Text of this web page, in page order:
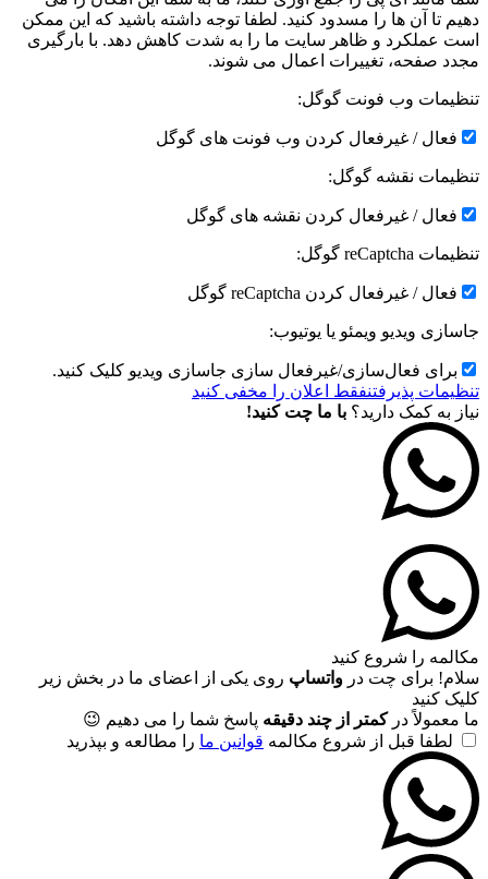
دهیم تا آن ها را مسدود کنید. لطفا توجه داشته باشید که این ممکن
است عملکرد و ظاهر سایت ما را به شدت کاهش دهد. با بارگیری
مجدد صفحه، تغییرات اعمال می شوند.
تنظیمات وب فونت گوگل:
فعال / غیرفعال کردن وب فونت های گوگل
تنظیمات نقشه گوگل:
فعال / غیرفعال کردن نقشه های گوگل
تنظیمات reCaptcha گوگل:
فعال / غیرفعال کردن reCaptcha گوگل
جاسازی ویدیو ویمئو یا یوتیوب:
برای فعال‌سازی/غیرفعال سازی جاسازی ویدیو کلیک کنید.
تنظیمات پذیرفتنفقط اعلان را مخفی کنید
نیاز به کمک دارید؟ با ما چت کنید!
مکالمه را شروع کنید
سلام! برای چت در واتساپ روی یکی از اعضای ما در بخش زیر
کلیک کنید
ما معمولاً درکمتر از چند دقیقه پاسخ شما را می دهیم 😉
لطفا قبل از شروع مکالمه قوانین ما را مطالعه و بپذرید